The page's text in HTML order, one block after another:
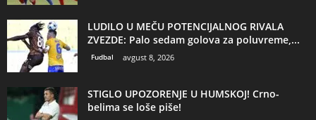
LUDILO U MEČU POTENCIJALNOG RIVALA
ZVEZDE: Palo sedam golova za poluvreme,...
Fudbal avgust 8, 2026
STIGLO UPOZORENJE U HUMSKOJ! Crno-
belima se loše piše!